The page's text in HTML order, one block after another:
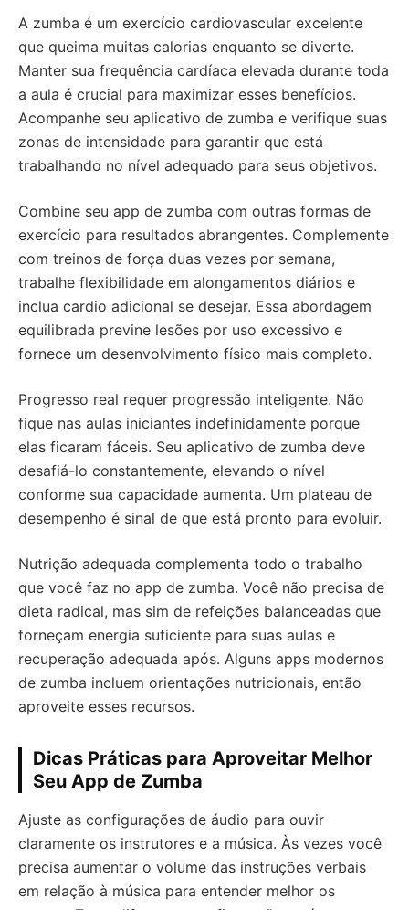
A zumba é um exercício cardiovascular excelente
que queima muitas calorias enquanto se diverte.
Manter sua frequência cardíaca elevada durante toda
a aula é crucial para maximizar esses benefícios.
Acompanhe seu aplicativo de zumba e verifique suas
zonas de intensidade para garantir que está
trabalhando no nível adequado para seus objetivos.
Combine seu app de zumba com outras formas de
exercício para resultados abrangentes. Complemente
com treinos de força duas vezes por semana,
trabalhe flexibilidade em alongamentos diários e
inclua cardio adicional se desejar. Essa abordagem
equilibrada previne lesões por uso excessivo e
fornece um desenvolvimento físico mais completo.
Progresso real requer progressão inteligente. Não
fique nas aulas iniciantes indefinidamente porque
elas ficaram fáceis. Seu aplicativo de zumba deve
desafiá-lo constantemente, elevando o nível
conforme sua capacidade aumenta. Um plateau de
desempenho é sinal de que está pronto para evoluir.
Nutrição adequada complementa todo o trabalho
que você faz no app de zumba. Você não precisa de
dieta radical, mas sim de refeições balanceadas que
forneçam energia suficiente para suas aulas e
recuperação adequada após. Alguns apps modernos
de zumba incluem orientações nutricionais, então
aproveite esses recursos.
Dicas Práticas para Aproveitar Melhor
Seu App de Zumba
Ajuste as configurações de áudio para ouvir
claramente os instrutores e a música. Às vezes você
precisa aumentar o volume das instruções verbais
em relação à música para entender melhor os